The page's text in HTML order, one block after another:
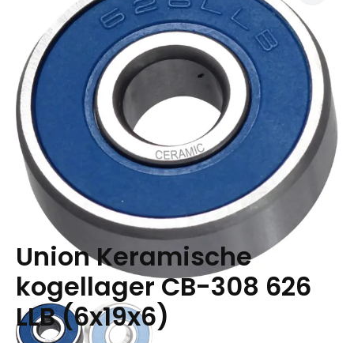
Union Keramische
kogellager CB-308 626
LLB (6x19x6)